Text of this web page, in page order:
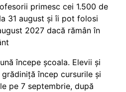
primesc cei 1.500 de
31 august și îi pot folosi
2027 dacă rămân în
începe școala. Elevii și
încep cursurile și
pe 7 septembrie, după